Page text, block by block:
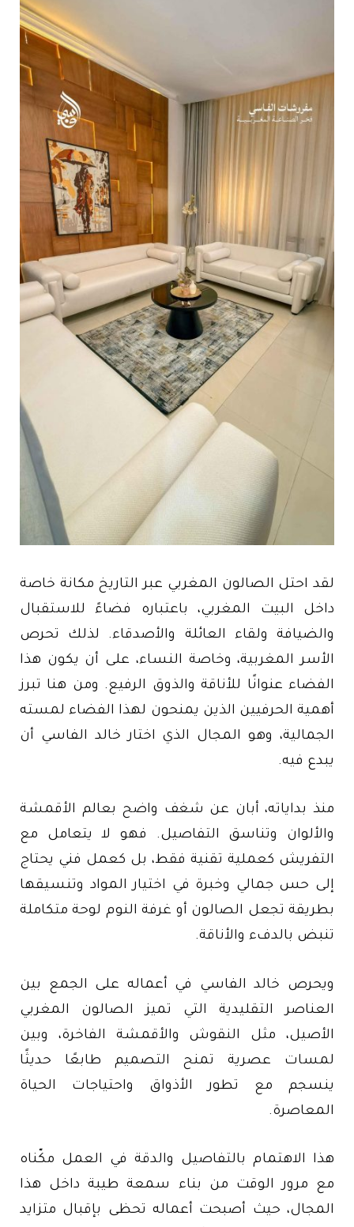
لقد احتل الصالون المغربي عبر التاريخ مكانة خاصة
داخل البيت المغربي، باعتباره فضاءً للاستقبال
والضيافة ولقاء العائلة والأصدقاء. لذلك تحرص
الأسر المغربية، وخاصة النساء، على أن يكون هذا
الفضاء عنوانًا للأناقة والذوق الرفيع. ومن هنا تبرز
أهمية الحرفيين الذين يمنحون لهذا الفضاء لمسته
الجمالية، وهو المجال الذي اختار خالد الفاسي أن
يبدع فيه.
منذ بداياته، أبان عن شغف واضح بعالم الأقمشة
والألوان وتناسق التفاصيل. فهو لا يتعامل مع
التفريش كعملية تقنية فقط، بل كعمل فني يحتاج
إلى حس جمالي وخبرة في اختيار المواد وتنسيقها
بطريقة تجعل الصالون أو غرفة النوم لوحة متكاملة
تنبض بالدفء والأناقة.
ويحرص خالد الفاسي في أعماله على الجمع بين
العناصر التقليدية التي تميز الصالون المغربي
الأصيل، مثل النقوش والأقمشة الفاخرة، وبين
لمسات عصرية تمنح التصميم طابعًا حديثًا
ينسجم مع تطور الأذواق واحتياجات الحياة
المعاصرة.
هذا الاهتمام بالتفاصيل والدقة في العمل مكّناه
مع مرور الوقت من بناء سمعة طيبة داخل هذا
المجال، حيث أصبحت أعماله تحظى بإقبال متزايد